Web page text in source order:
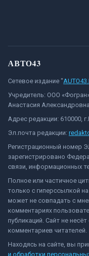
АВТО43
Сетевое издание "
Учредитель: ООО
Анастасия Александровна
Адрес редакции: 610000,
Эл.почта редакции:
Регистрационный номер
зарегистрировано
связи, информационных
Полное или частичное
только с гиперссылкой
может не совпадать с
комментариях
публикаций. Сайт не
комментариев читателей.
Находясь на сайте, вы
и обработки